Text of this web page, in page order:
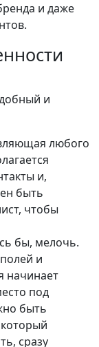
и даже
и
любого
и,
быть
чтобы
бы, мелочь.
и
начинает
под
быть
сразу